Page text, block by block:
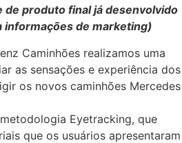
de produto final já desenvolvido
informações de marketing)
Caminhões realizamos uma
as sensações e experiência dos
os novos caminhões Mercedes
Eyetracking, que
que os usuários apresentaram